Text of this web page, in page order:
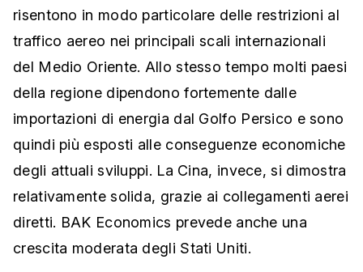
risentono in modo particolare delle restrizioni al
traffico aereo nei principali scali internazionali
del Medio Oriente. Allo stesso tempo molti paesi
della regione dipendono fortemente dalle
importazioni di energia dal Golfo Persico e sono
quindi più esposti alle conseguenze economiche
degli attuali sviluppi. La Cina, invece, si dimostra
relativamente solida, grazie ai collegamenti aerei
diretti. BAK Economics prevede anche una
crescita moderata degli Stati Uniti.